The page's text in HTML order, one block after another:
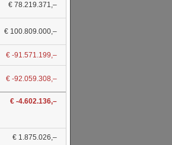
€ 78.219.371,–
€ 100.809.000,–
€ -91.571.199,–
€ -92.059.308,–
€ -4.602.136,–
€ 1.875.026,–